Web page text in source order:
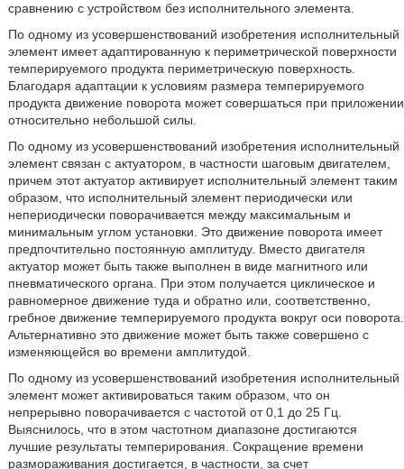
сравнению с устройством без исполнительного элемента.
По одному из усовершенствований изобретения исполнительный
элемент имеет адаптированную к периметрической поверхности
темперируемого продукта периметрическую поверхность.
Благодаря адаптации к условиям размера темперируемого
продукта движение поворота может совершаться при приложении
относительно небольшой силы.
По одному из усовершенствований изобретения исполнительный
элемент связан с актуатором, в частности шаговым двигателем,
причем этот актуатор активирует исполнительный элемент таким
образом, что исполнительный элемент периодически или
непериодически поворачивается между максимальным и
минимальным углом установки. Это движение поворота имеет
предпочтительно постоянную амплитуду. Вместо двигателя
актуатор может быть также выполнен в виде магнитного или
пневматического органа. При этом получается циклическое и
равномерное движение туда и обратно или, соответственно,
гребное движение темперируемого продукта вокруг оси поворота.
Альтернативно это движение может быть также совершено с
изменяющейся во времени амплитудой.
По одному из усовершенствований изобретения исполнительный
элемент может активироваться таким образом, что он
непрерывно поворачивается с частотой от 0,1 до 25 Гц.
Выяснилось, что в этом частотном диапазоне достигаются
лучшие результаты темперирования. Сокращение времени
размораживания достигается, в частности, за счет